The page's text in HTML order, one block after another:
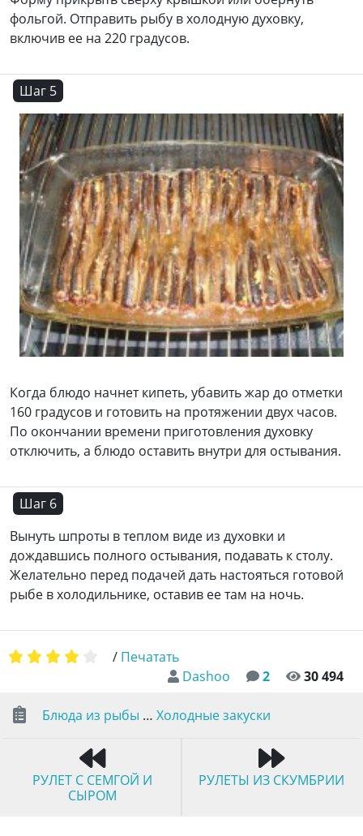
фольгой. Отправить рыбу в холодную духовку,
включив ее на 220 градусов.
Шаг 5
Когда блюдо начнет кипеть, убавить жар до отметки
160 градусов и готовить на протяжении двух часов.
По окончании времени приготовления духовку
отключить, а блюдо оставить внутри для остывания.
Шаг 6
Вынуть шпроты в теплом виде из духовки и
дождавшись полного остывания, подавать к столу.
Желательно перед подачей дать настояться готовой
рыбе в холодильнике, оставив ее там на ночь.
Dashoo 2 30 494
/ Печатать
Блюда из рыбы … Холодные закуски
РУЛЕТ С СЕМГОЙ И
СЫРОМ
РУЛЕТЫ ИЗ СКУМБРИИ